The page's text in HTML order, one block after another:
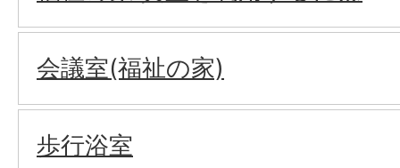
会議室(福祉の家)
歩行浴室